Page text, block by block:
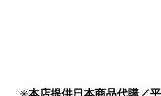
✳️本店提供日本商品代購／